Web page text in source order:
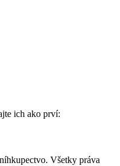
ich ako prví:
Všetky práva